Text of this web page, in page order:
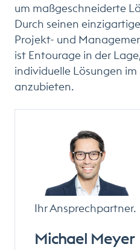
um maßgeschneiderte
Durch seinen
Projekt- und
ist Entourage in der
individuelle Lösungen
anzubieten.
Ihr Ansprechpartner.
Michael Meyer